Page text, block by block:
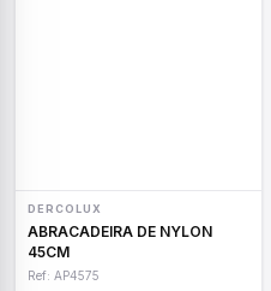
DERCOLUX
ABRACADEIRA DE NYLON
45CM
Ref: AP4575